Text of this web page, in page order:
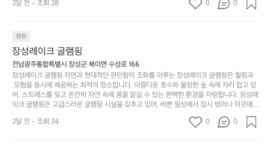
차
을
가
려
보
세
요.
어
는
크
기,
무
게,
자
웃
도
어
의
경
이
라
고
해
야
하
산물을 제공하는 캠핑장으로, 현지에서만 느낄 수 있는 자연의 맛을 경험할 수 있습니다. 또
으며 깊은 숙면을 취할 수 있는 기회를 제공합니다.  이곳은 자연과의 완벽한 조화를 이루며,
다채로운 야외 활동을 제공합니다. 특히 어린이들은 안전하게 놀 수 있는 놀이시설이 마련
되어 있어 부모님들과 함께 즐거운 시간을 보낼 수 있습니다. 주변의 다양한 관광지와 먹거
리를 탐험하는 재미도 포레스트 창평의 매력 중 하나입니다.  또한, 캠핑장을 방문한 후 지속
적으로 재방문하는 이들이 많아 인기가 날로 상승하고 있습니다. 포레스트 창평은 단순한 캠
핑 그 이상을 제공하며, 자연을 사랑하는 모든 이들에게 꼭 한번 경험해봐야 할 장소로 자리
잡았습니다.  인기 정도: ★★★★★
2달 전 조회 28 0 0
캠핑
장성레이크 글램핑
전남광주통합특별시 장성군 북이면 수성로 166
장성레이크 글램핑 자연과 현대적인 편안함이 조화를 이루는 장성레이크 글램핑은 힐링과
모험을 동시에 제공하는 최적의 장소입니다. 아름다운 호수와 울창한 숲 속에 자리 잡고 있
어, 스트레스를 잊고 온전히 자연 속에 몸을 맡길 수 있는 완벽한 환경을 자랑합니다. 장성레
이크 글램핑은 고급스러운 글램핑 시설을 갖추고 있어, 바쁜 일상에서 잠시 벗어나 이곳에
오면 사치스러운 휴식이 가능해집니다. 독립된 텐트에서 제공되는 특별한 불멍 공간은 소중
한 사람과 함께 따뜻한 이야기를 나눌 수 있는 소중한 시간을 만들어 줍니다. 또한, 주변의 자
2달 전 조회 24 0 0